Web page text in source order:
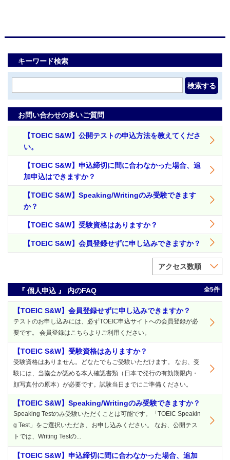
キーワード検索
検索する
お問い合わせの多いご質問
【TOEIC S&W】公開テストの申込方法を教えてくださ
い。
【TOEIC S&W】申込締切に間に合わなかった場合、追
加申込はできますか？
【TOEIC S&W】Speaking/Writingのみ受験できます
か？
【TOEIC S&W】受験資格はありますか？
【TOEIC S&W】会員登録せずに申し込みできますか？
アクセス数順
『 個人申込 』 内のFAQ 全5件
【TOEIC S&W】会員登録せずに申し込みできますか？
テストのお申し込みには、必ずTOEIC申込サイトへの会員登録が必
要です。 会員登録はこちらよりご利用ください。
【TOEIC S&W】受験資格はありますか？
受験資格はありません。どなたでもご受験いただけます。 なお、受
験には、当協会が認める本人確認書類（日本で発行の有効期限内・
顔写真付の原本）が必要です。試験当日までにご準備ください。
【TOEIC S&W】Speaking/Writingのみ受験できますか？
Speaking Testのみ受験いただくことは可能です。「TOEIC Speakin
g Test」をご選択いただき、お申し込みください。 なお、公開テス
トでは、Writing Testの...
【TOEIC S&W】申込締切に間に合わなかった場合、追加